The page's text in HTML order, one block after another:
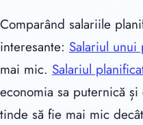
Comparând salariile
interesante: Salariul
mai mic. Salariul
economia sa puternică
tinde să fie mai mic